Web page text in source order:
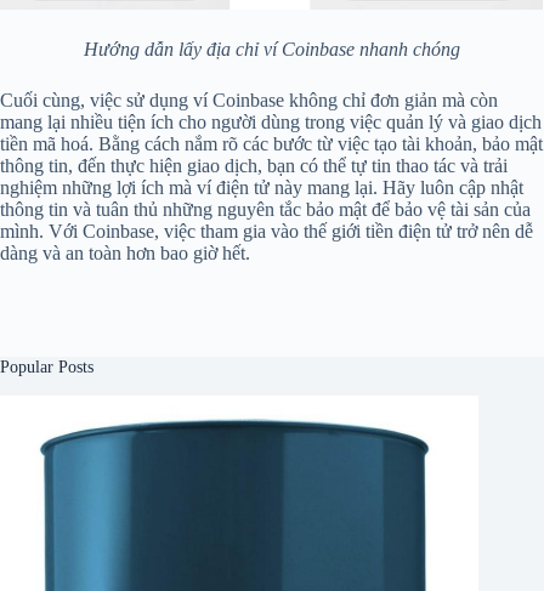
Hướng dẫn lấy địa chỉ ví Coinbase nhanh chóng
Cuối cùng, việc sử dụng ví Coinbase không chỉ đơn giản mà còn
mang lại nhiều tiện ích cho người dùng trong việc quản lý và giao dịch
tiền mã hoá. Bằng cách nắm rõ các bước từ việc tạo tài khoản, bảo mật
thông tin, đến thực hiện giao dịch, bạn có thể tự tin thao tác và trải
nghiệm những lợi ích mà ví điện tử này mang lại. Hãy luôn cập nhật
thông tin và tuân thủ những nguyên tắc bảo mật để bảo vệ tài sản của
mình. Với Coinbase, việc tham gia vào thế giới tiền điện tử trở nên dễ
dàng và an toàn hơn bao giờ hết.
Popular Posts